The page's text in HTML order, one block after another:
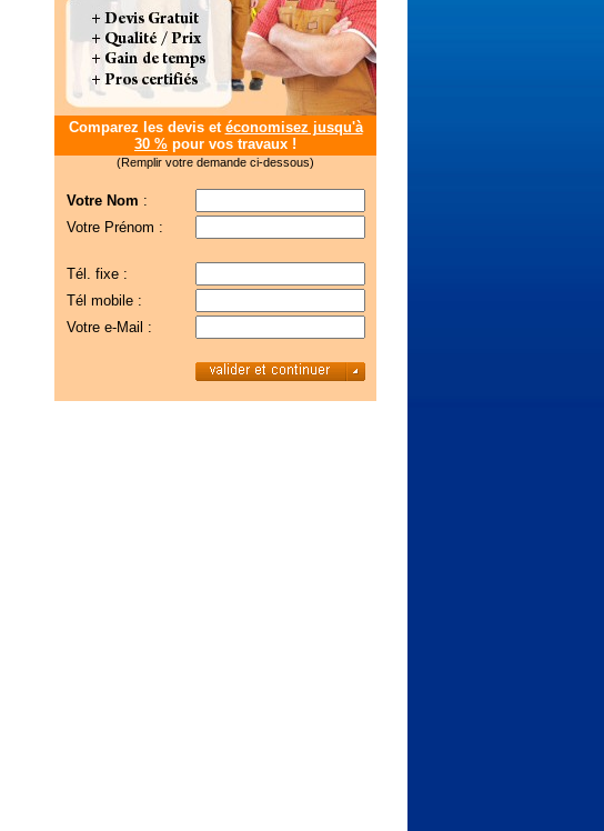
Comparez les devis et économisez jusqu'à
30 % pour vos travaux !
(Remplir votre demande ci-dessous)
Votre Nom :
Votre Prénom :
Tél. fixe :
Tél mobile :
Votre e-Mail :